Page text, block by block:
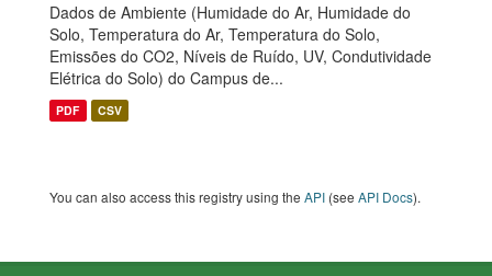
Dados de Ambiente (Humidade do Ar, Humidade do
Solo, Temperatura do Ar, Temperatura do Solo,
Emissões do CO2, Níveis de Ruído, UV, Condutividade
Elétrica do Solo) do Campus de...
PDF CSV
You can also access this registry using the API (see API Docs).